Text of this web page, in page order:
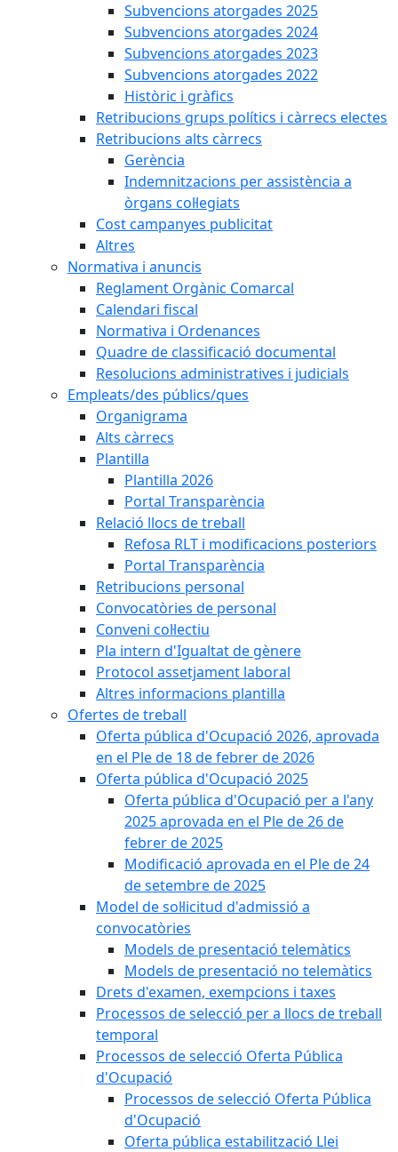
Subvencions atorgades 2025
Subvencions atorgades 2024
Subvencions atorgades 2023
Subvencions atorgades 2022
Històric i gràfics
Retribucions grups polítics i càrrecs electes
Retribucions alts càrrecs
Gerència
Indemnitzacions per assistència a
òrgans col·legiats
Cost campanyes publicitat
Altres
Normativa i anuncis
Reglament Orgànic Comarcal
Calendari fiscal
Normativa i Ordenances
Quadre de classificació documental
Resolucions administratives i judicials
Empleats/des públics/ques
Organigrama
Alts càrrecs
Plantilla
Plantilla 2026
Portal Transparència
Relació llocs de treball
Refosa RLT i modificacions posteriors
Portal Transparència
Retribucions personal
Convocatòries de personal
Conveni col·lectiu
Pla intern d'Igualtat de gènere
Protocol assetjament laboral
Altres informacions plantilla
Ofertes de treball
Oferta pública d'Ocupació 2026, aprovada
en el Ple de 18 de febrer de 2026
Oferta pública d'Ocupació 2025
Oferta pública d'Ocupació per a l'any
2025 aprovada en el Ple de 26 de
febrer de 2025
Modificació aprovada en el Ple de 24
de setembre de 2025
Model de sol·licitud d'admissió a
convocatòries
Models de presentació telemàtics
Models de presentació no telemàtics
Drets d'examen, exempcions i taxes
Processos de selecció per a llocs de treball
temporal
Processos de selecció Oferta Pública
d'Ocupació
Processos de selecció Oferta Pública
d'Ocupació
Oferta pública estabilització Llei